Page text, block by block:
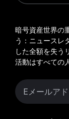
暗号資産世界の
う：ニュースレ
した全額を失う
活動はすべての